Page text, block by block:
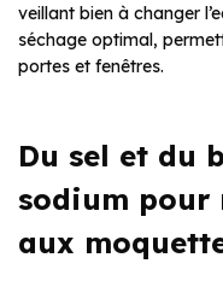
veillant bien à changer
séchage optimal,
portes et fenêtres.
Du sel et du
sodium pour
aux